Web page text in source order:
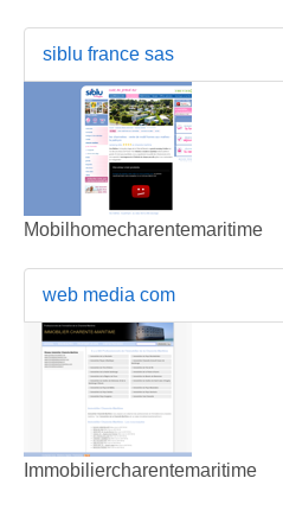
siblu france sas
Mobilhomecharentemaritime
web media com
Immobiliercharentemaritime